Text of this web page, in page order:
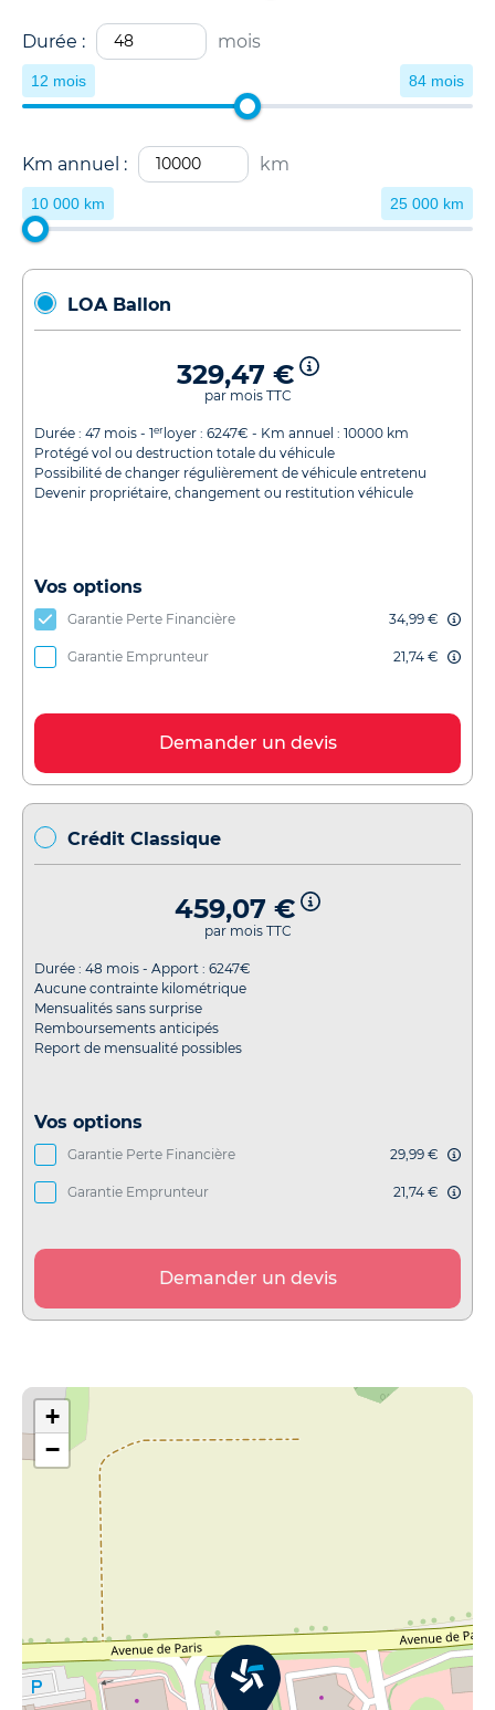
Durée : mois
12 mois 84 mois
Km annuel : km
10 000 km 25 000 km
LOA Ballon
329,47 €
par mois TTC
Durée : 47 mois - 1er loyer : 6247€ - Km annuel : 10000 km
Protégé vol ou destruction totale du véhicule
Possibilité de changer régulièrement de véhicule entretenu
Devenir propriétaire, changement ou restitution véhicule
Vos options
Garantie Perte Financière 34,99 €
Garantie Emprunteur 21,74 €
Demander un devis
Crédit Classique
459,07 €
par mois TTC
Durée : 48 mois - Apport : 6247€
Aucune contrainte kilométrique
Mensualités sans surprise
Remboursements anticipés
Report de mensualité possibles
Vos options
Garantie Perte Financière 29,99 €
Garantie Emprunteur 21,74 €
Demander un devis
+
−